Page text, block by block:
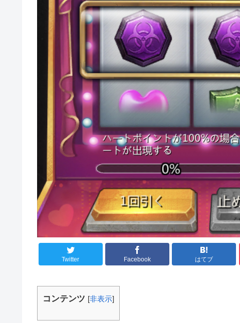
Twitter Facebook はてブ
コンテンツ [非表示]